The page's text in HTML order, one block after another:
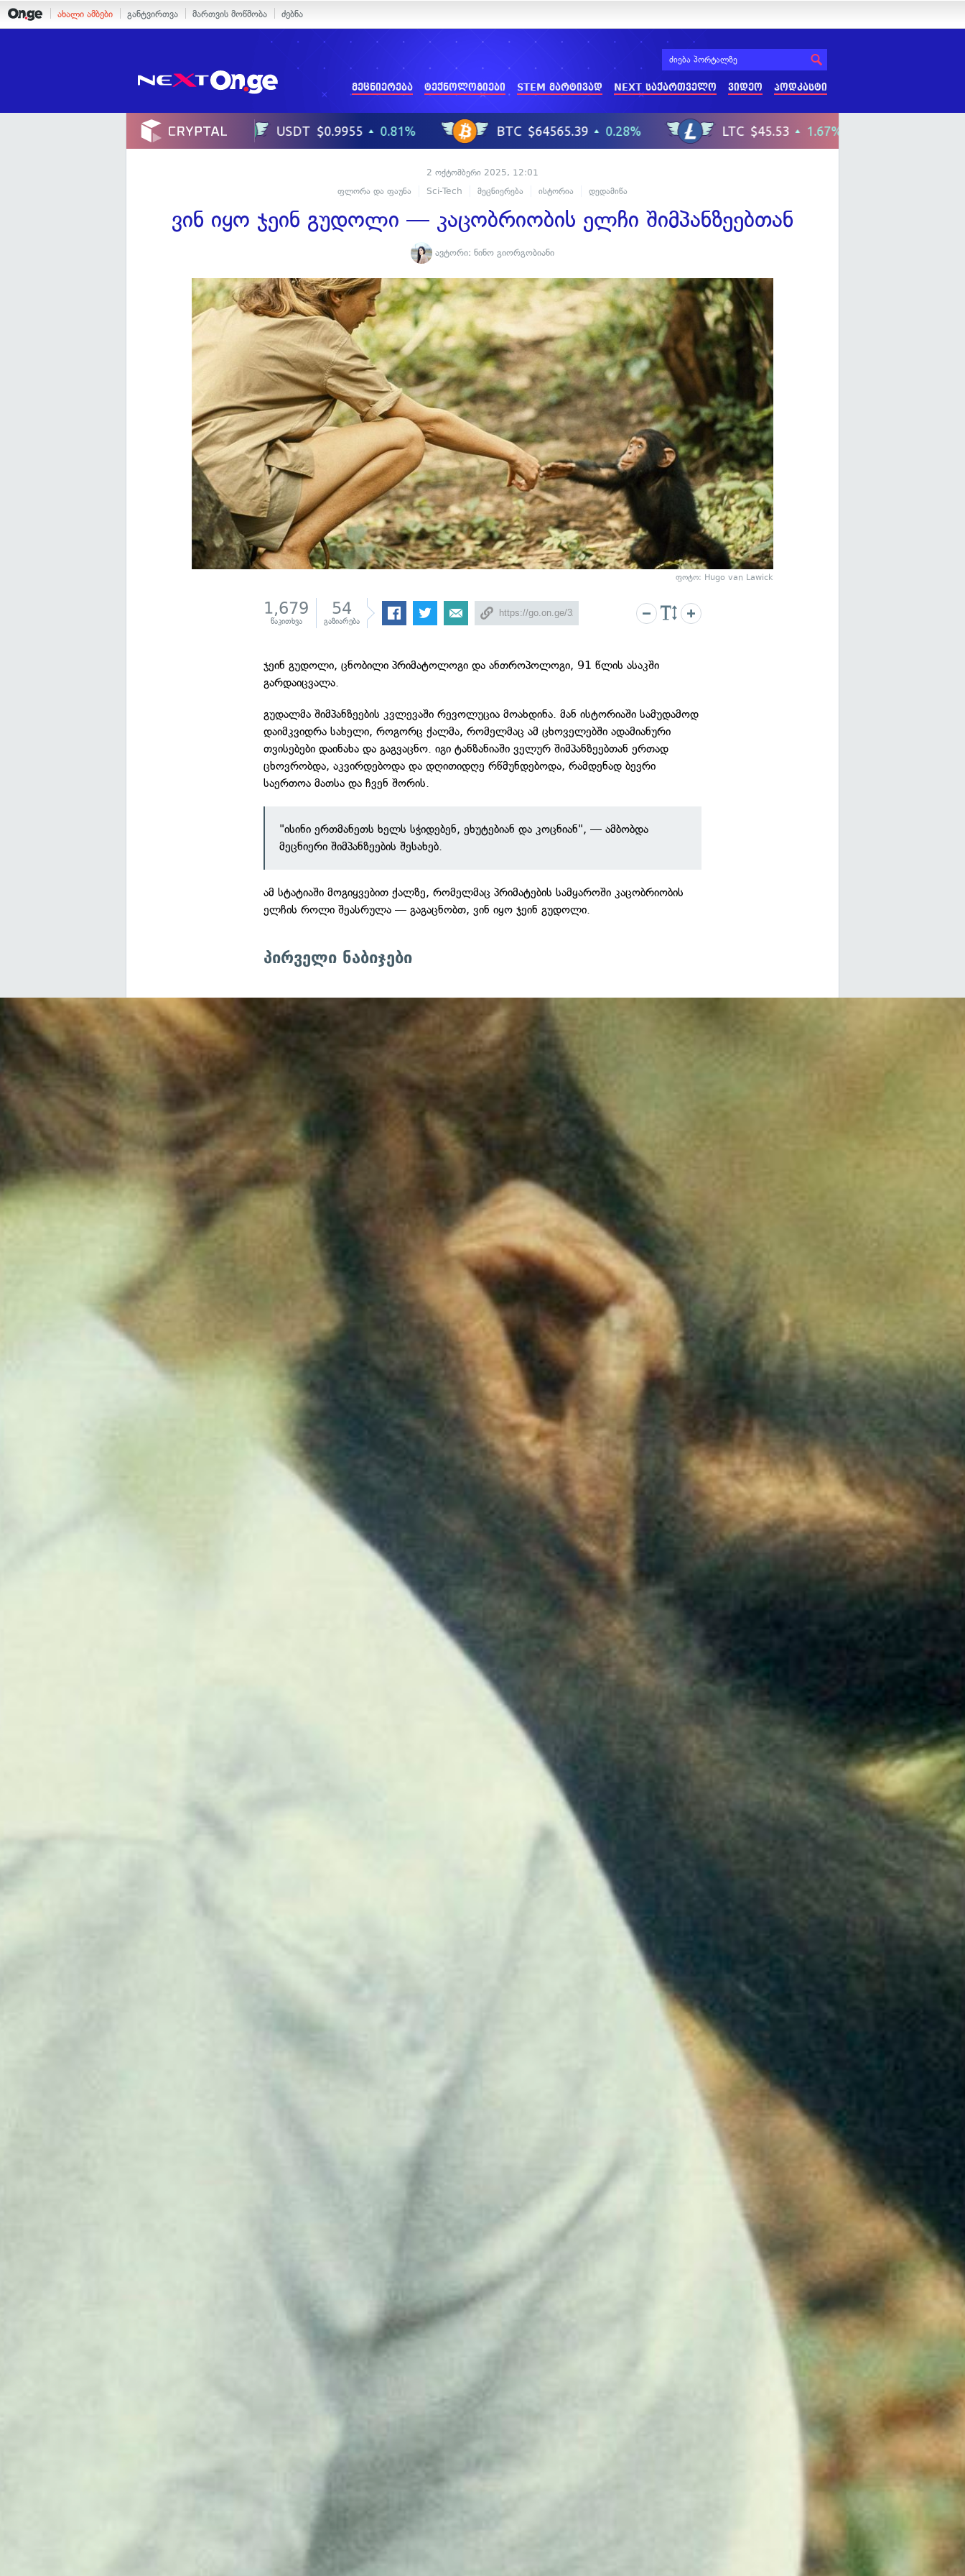
ახალი ამბები განტვირთვა მართვის მოწმობა ძებნა
მეცნიერება ტექნოლოგიები STEM მარტივად NEXT საქართველო ვიდეო პოდკასტი
2 ოქტომბერი 2025, 12:01
ფლორა და ფაუნა
Sci-Tech მეცნიერება ისტორია დედამიწა
ვინ იყო ჯეინ გუდოლი — კაცობრიობის ელჩი შიმპანზეებთან
ავტორი: ნინო გიორგობიანი
ფოტო: Hugo van Lawick
1,679
წაკითხვა
54
გაზიარება
ჯეინ გუდოლი, ცნობილი პრიმატოლოგი და ანთროპოლოგი, 91 წლის ასაკში
გარდაიცვალა.
გუდალმა შიმპანზეების კვლევაში რევოლუცია მოახდინა. მან ისტორიაში სამუდამოდ
დაიმკვიდრა სახელი, როგორც ქალმა, რომელმაც ამ ცხოველებში ადამიანური
თვისებები დაინახა და გაგვაცნო. იგი ტანზანიაში ველურ შიმპანზეებთან ერთად
ცხოვრობდა, აკვირდებოდა და დღითიდღე რწმუნდებოდა, რამდენად ბევრი
საერთოა მათსა და ჩვენ შორის.
"ისინი ერთმანეთს ხელს სჭიდებენ, ეხუტებიან და კოცნიან", — ამბობდა
მეცნიერი შიმპანზეების შესახებ.
ამ სტატიაში მოგიყვებით ქალზე, რომელმაც პრიმატების სამყაროში კაცობრიობის
ელჩის როლი შეასრულა — გაგაცნობთ, ვინ იყო ჯეინ გუდოლი.
პირველი ნაბიჯები